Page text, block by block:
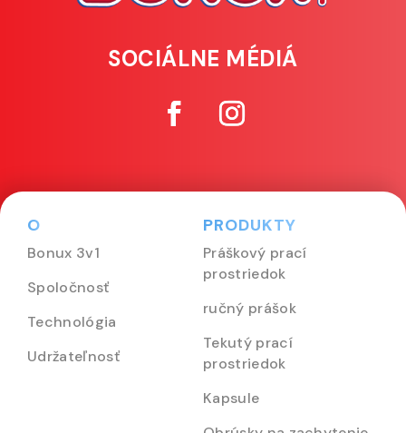
SOCIÁLNE MÉDIÁ
O
Bonux 3v1
Spoločnosť
Technológia
Udržateľnosť
PRODUKTY
Práškový prací
prostriedok
ručný prášok
Tekutý prací
prostriedok
Kapsule